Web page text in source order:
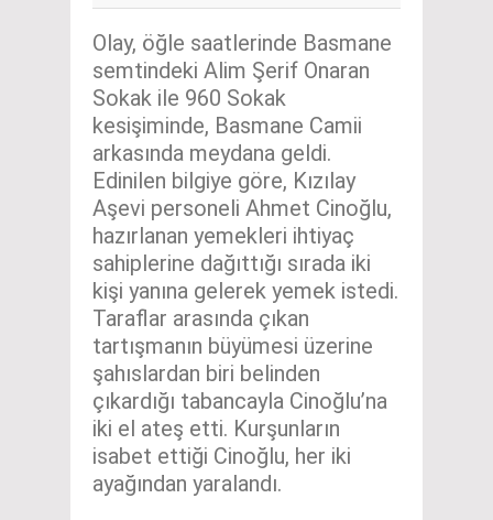
Olay, öğle saatlerinde Basmane
semtindeki Alim Şerif Onaran
Sokak ile 960 Sokak
kesişiminde, Basmane Camii
arkasında meydana geldi.
Edinilen bilgiye göre, Kızılay
Aşevi personeli Ahmet Cinoğlu,
hazırlanan yemekleri ihtiyaç
sahiplerine dağıttığı sırada iki
kişi yanına gelerek yemek istedi.
Taraflar arasında çıkan
tartışmanın büyümesi üzerine
şahıslardan biri belinden
çıkardığı tabancayla Cinoğlu’na
iki el ateş etti. Kurşunların
isabet ettiği Cinoğlu, her iki
ayağından yaralandı.